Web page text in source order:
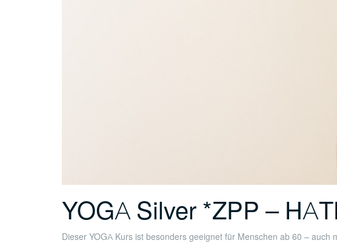
YOGA Silver *ZPP –
Dieser YOGA Kurs ist besonders geeignet für Menschen ab 60 – auch